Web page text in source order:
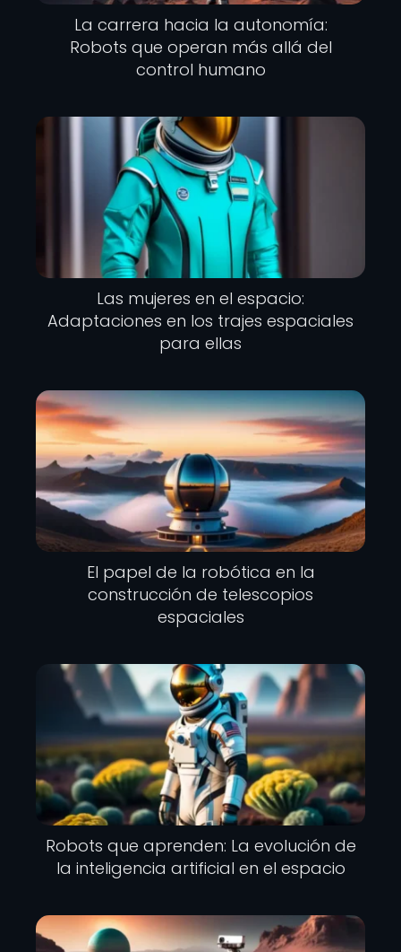
La carrera hacia la autonomía:
Robots que operan más allá del
control humano
Las mujeres en el espacio:
Adaptaciones en los trajes espaciales
para ellas
El papel de la robótica en la
construcción de telescopios
espaciales
Robots que aprenden: La evolución de
la inteligencia artificial en el espacio